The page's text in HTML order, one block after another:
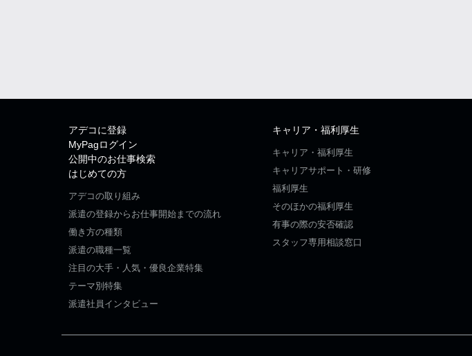
アデコに登録
MyPagログイン
公開中のお仕事検索
はじめての方
アデコの取り組み
派遣の登録からお仕事開始までの流れ
働き方の種類
派遣の職種一覧
注目の大手・人気・優良企業特集
テーマ別特集
派遣社員インタビュー
キャリア・福利厚生
キャリア・福利厚生
キャリアサポート・研修
福利厚生
そのほかの福利厚生
有事の際の安否確認
スタッフ専用相談窓口